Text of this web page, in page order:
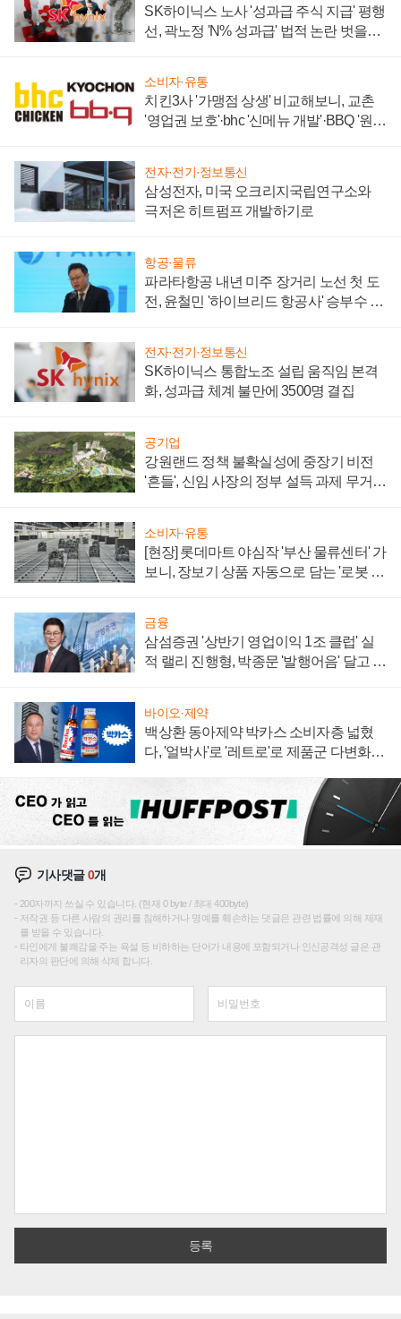
SK하이닉스 노사 '성과급 주식 지급' 평행
선, 곽노정 'N% 성과급' 법적 논란 벗을지
소비자·유통
치킨3사 '가맹점 상생' 비교해보니, 교촌
'영업권 보호'·bhc '신메뉴 개발'·BBQ '원가
전자·전기·정보통신
삼성전자, 미국 오크리지국립연구소와
극저온 히트펌프 개발하기로
항공·물류
파라타항공 내년 미주 장거리 노선 첫 도
전, 윤철민 '하이브리드 항공사' 승부수 통
전자·전기·정보통신
SK하이닉스 통합노조 설립 움직임 본격
화, 성과급 체계 불만에 3500명 결집
공기업
강원랜드 정책 불확실성에 중장기 비전
'흔들', 신임 사장의 정부 설득 과제 무거워
소비자·유통
[현장] 롯데마트 야심작 '부산 물류센터' 가
보니, 장보기 상품 자동으로 담는 '로봇 40
금융
삼섬증권 '상반기 영업이익 1조 클럽' 실
적 랠리 진행형, 박종문 '발행어음' 달고 연
바이오·제약
백상환 동아제약 박카스 소비자층 넓혔
다, '얼박사'로 '레트로'로 제품군 다변화
기사댓글0개
200자까지 쓰실 수 있습니다. (현재 0 byte / 최대 400byte)
저작권 등 다른 사람의 권리를 침해하거나 명예를 훼손하는 댓글은 관련 법률에 의해 제재
를 받을 수 있습니다.
타인에게 불쾌감을 주는 욕설 등 비하하는 단어가 내용에 포함되거나 인신공격성 글은 관
리자의 판단에 의해 삭제 합니다.